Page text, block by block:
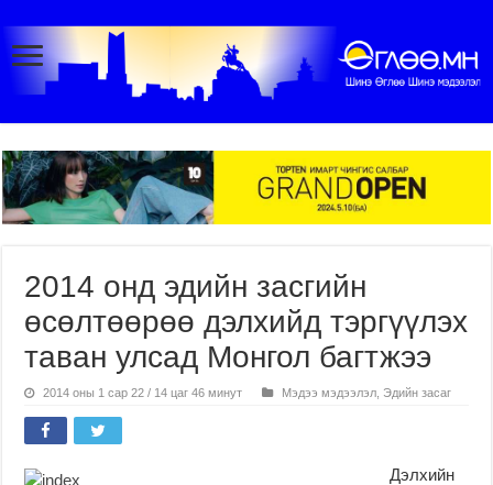
2014 онд эдийн засгийн
өсөлтөөрөө дэлхийд тэргүүлэх
таван улсад Монгол багтжээ
2014 оны 1 сар 22 / 14 цаг 46 минут Мэдээ мэдээлэл Эдийн засаг
Дэлхийн